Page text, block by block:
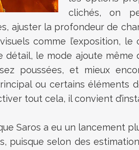
clichés, on
ajuster la profondeur de
comme l’exposition,
détail, le mode ajoute même
poussées, et mieux
ou certains éléments
tout cela, il convient
Saros a eu un lancement
puisque selon des